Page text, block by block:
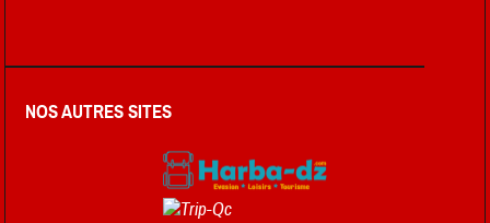
NOS AUTRES SITES